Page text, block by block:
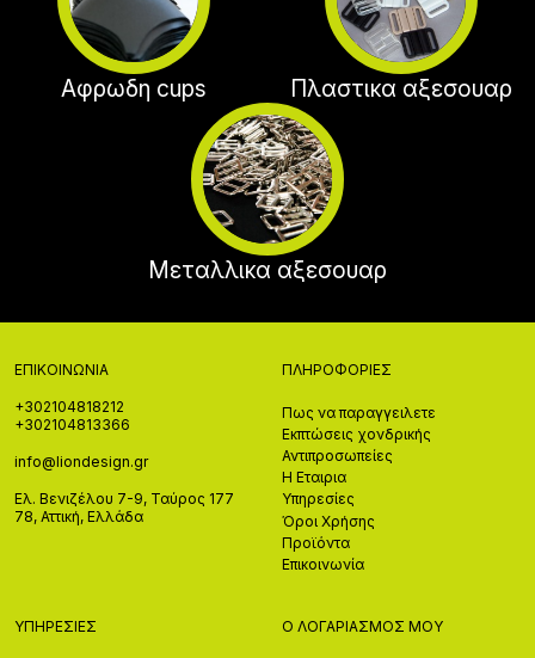
Αφρωδη cups Πλαστικα αξεσουαρ
Μεταλλικα αξεσουαρ
ΕΠΙΚΟΙΝΩΝΊΑ
+302104818212
+302104813366
info@liondesign.gr
Ελ. Βενιζέλου 7-9, Ταύρος 177
78, Αττική, Ελλάδα
ΠΛΗΡΟΦΟΡΊΕΣ
Πως να παραγγειλετε
Εκπτώσεις χονδρικής
Αντιπροσωπείες
Η Εταιρια
Υπηρεσίες
Όροι Χρήσης
Προϊόντα
Επικοινωνία
ΥΠΗΡΕΣΊΕΣ Ο ΛΟΓΑΡΙΑΣΜΌΣ ΜΟΥ